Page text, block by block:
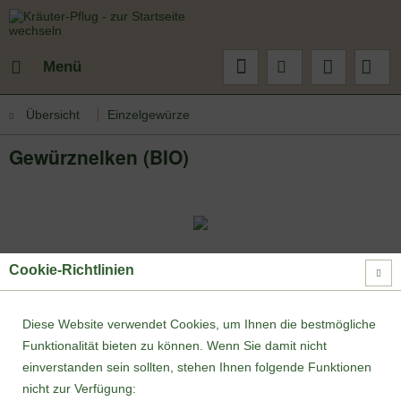
Menü
Übersicht Einzelgewürze
Gewürznelken (BIO)
Cookie-Richtlinien
Diese Website verwendet Cookies, um Ihnen die bestmögliche
Funktionalität bieten zu können. Wenn Sie damit nicht
einverstanden sein sollten, stehen Ihnen folgende Funktionen
nicht zur Verfügung: